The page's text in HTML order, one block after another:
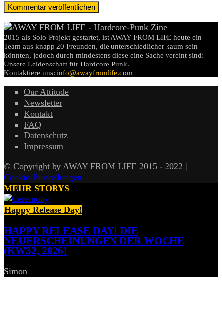
2015 als Solo-Projekt gestartet, ist AWAY FROM LIFE heute ein
Team aus knapp 20 Freunden, die unterschiedlicher kaum sein
könnten, jedoch durch mindestens diese eine Sache vereint sind:
Unsere Leidenschaft für Hardcore-Punk.
Kontaktiere uns: info@awayfromlife.com
Our Attitude
Newsletter
Kontakt
FAQ
Datenschutz
Impressum
© Copyright by AWAY FROM LIFE 2015 - 2022 |
Cookie-Einstellungen
MEHR STORYS
Happy Release Day!
HAPPY RELEASE DAY! DIE
NEUERSCHEINUNGEN DER WOCHE
(KW32, 2026)
Simon